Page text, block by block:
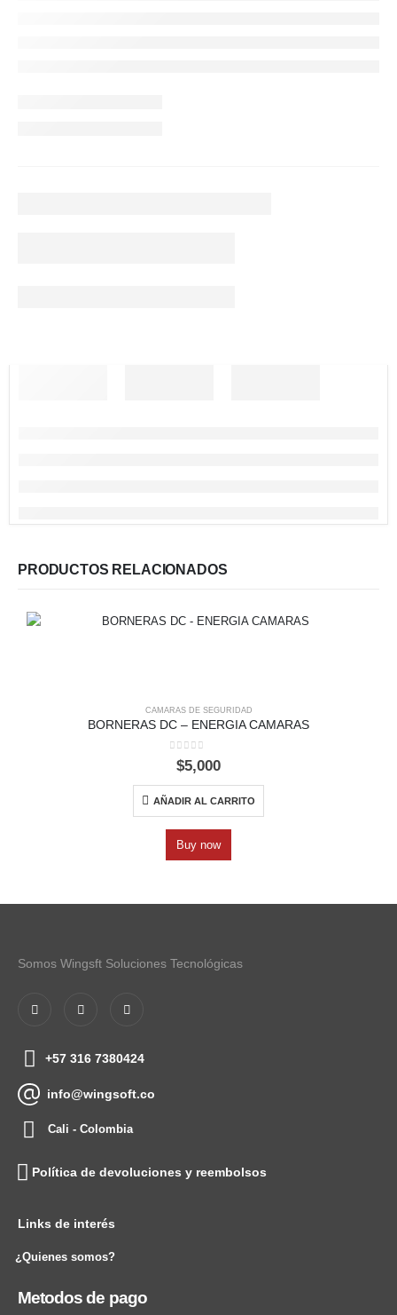
PRODUCTOS RELACIONADOS
CAMARAS DE SEGURIDAD
BORNERAS DC – ENERGIA CAMARAS
out of 5
$5,000
AÑADIR AL CARRITO
Buy now
Somos Wingsft Soluciones Tecnológicas
+57 316 7380424
info@wingsoft.co
Cali - Colombia
Política de devoluciones y reembolsos
Links de interés
¿Quienes somos?
Metodos de pago